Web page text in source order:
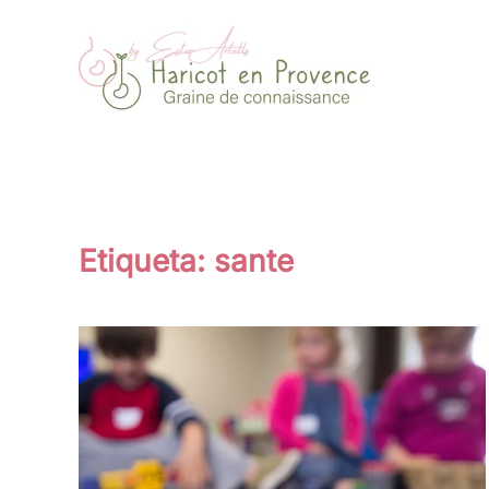
Ir al contenido principal
Etiqueta: sante